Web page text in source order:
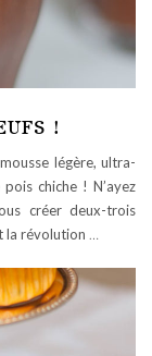
!
légère, ultra-
chiche ! N’ayez
créer deux-trois
la révolution …